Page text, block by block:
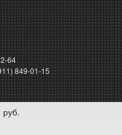
64
849-01-15
руб.